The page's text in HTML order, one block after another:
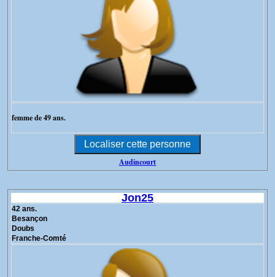
femme de 49 ans.
Audincourt
Jon25
42 ans.
Besançon
Doubs
Franche-Comté